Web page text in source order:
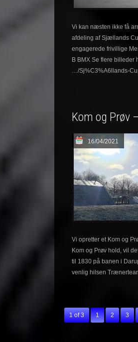
Vi kan næsten ikke få
afdeling af Sjællands
engagerede frivillige
B BMX Se flere billeder
…/Sj%C3%A6llands-
Kom og Prøv
16/04/2021
Vi opretter et Kom og
Kom og Prøv hold, vil
til 1830 på banen i
venlig hilsen
1 of 3 1 2 3